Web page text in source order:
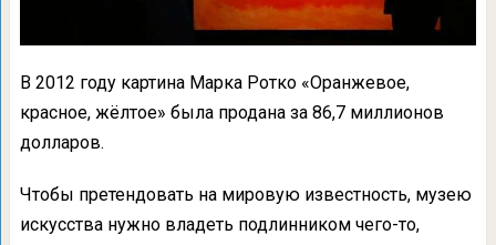
В 2012 году картина Марка Ротко «Оранжевое,
красное, жёлтое» была продана за 86,7 миллионов
долларов.
Чтобы претендовать на мировую известность, музею
искусства нужно владеть подлинником чего-то,